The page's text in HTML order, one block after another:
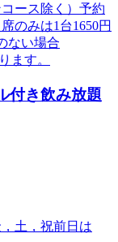
ース除く）予約
のみは1台1650円
ない場合
ます。
付き飲み放題
土，祝前日は